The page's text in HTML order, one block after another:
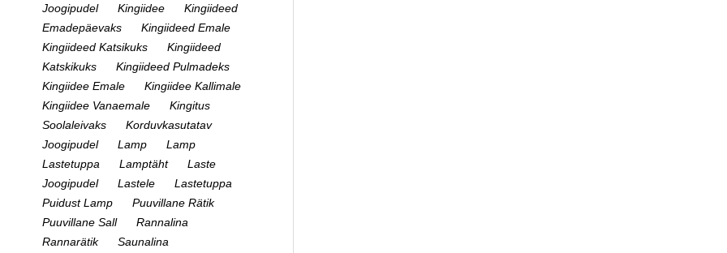
Joogipudel
Kingiidee
Kingiideed
Emadepäevaks
Kingiideed Emale
Kingiideed Katsikuks
Kingiideed
Katskikuks
Kingiideed Pulmadeks
Kingiidee Emale
Kingiidee Kallimale
Kingiidee Vanaemale
Kingitus
Soolaleivaks
Korduvkasutatav
Joogipudel
Lamp
Lamp
Lastetuppa
Lamptäht
Laste
Joogipudel
Lastele
Lastetuppa
Puidust Lamp
Puuvillane Rätik
Puuvillane Sall
Rannalina
Rannarätik
Saunalina